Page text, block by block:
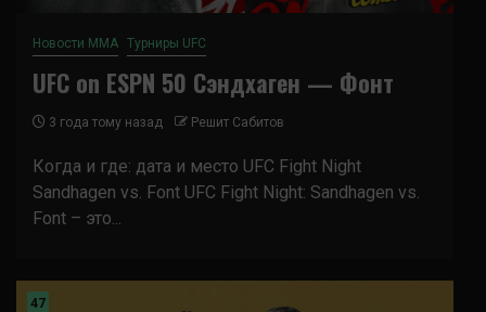
Новости ММА Турниры UFC
UFC on ESPN 50 Сэндхаген — Фонт
3 года тому назад Решит Сабитов
Когда и где: дата и место UFC Fight Night
Sandhagen vs. Font UFC Fight Night: Sandhagen vs.
Font – это...
47